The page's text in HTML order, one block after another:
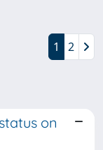
1 2
on